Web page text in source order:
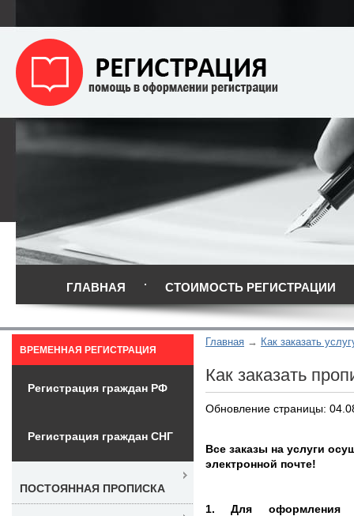
ГЛАВНАЯ СТОИМОСТЬ РЕГИСТРАЦИИ
Главная Как заказать
Как заказать
Обновление страницы:
Все заказы на услуги
электронной почте!
1. Для оформления
ВРЕМЕННАЯ РЕГИСТРАЦИЯ
Регистрация граждан РФ
Регистрация граждан СНГ
ПОСТОЯННАЯ ПРОПИСКА